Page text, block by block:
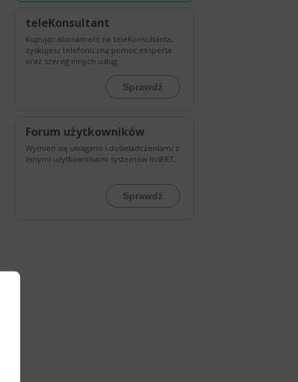
teleKonsultant
Kupując abonament na teleKonsultanta,
zyskujesz telefoniczną pomoc eksperta
oraz szereg innych usług.
Sprawdź
Forum użytkowników
Wymień się uwagami i doświadczeniami z
innymi użytkownikami systemów InsERT.
Sprawdź